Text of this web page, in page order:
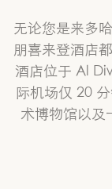
无论您是来多
朋喜来登酒店
酒店位于 Al
际机场仅 20
术博物馆以及